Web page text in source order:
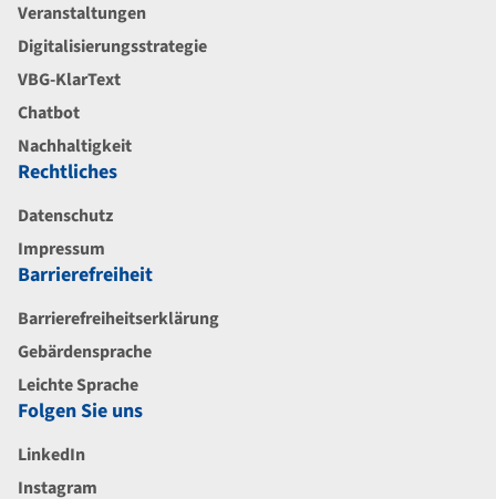
Veranstaltungen
Digitalisierungsstrategie
VBG-KlarText
Chatbot
Nachhaltigkeit
Rechtliches
Datenschutz
Impressum
Barrierefreiheit
Barrierefreiheitserklärung
Gebärdensprache
Leichte Sprache
Folgen Sie uns
LinkedIn
Instagram